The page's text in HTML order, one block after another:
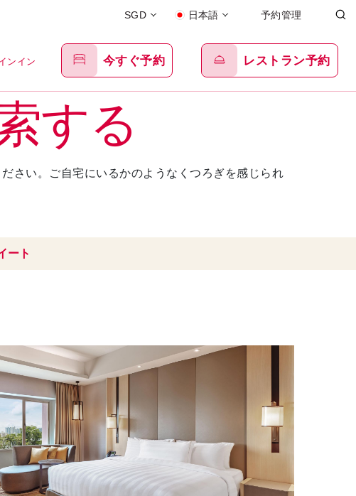
SGD 日本語 予約管理
ンイン 今すぐ予約 レストラン予約
する
さい。ご自宅にいるかのようなくつろぎを感じられ
ート